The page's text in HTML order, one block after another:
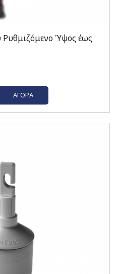
Ύψος έως
ΑΓΟΡΆ